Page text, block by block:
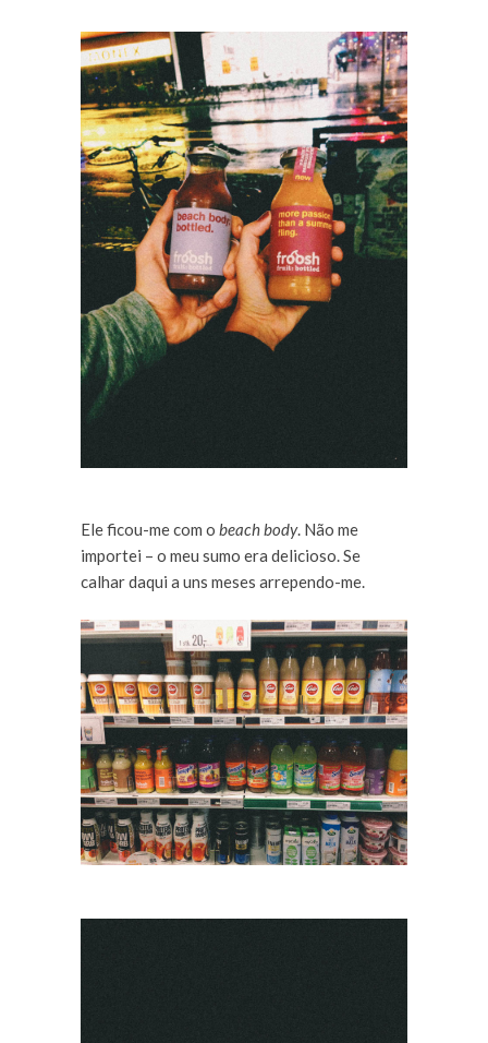
Ele ficou-me com o beach body. Não me
importei – o meu sumo era delicioso. Se
calhar daqui a uns meses arrependo-me.